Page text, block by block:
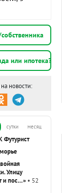
или ипотека?
новости:
сутки месяц
Футурист
Улицу
и пос…» • 52